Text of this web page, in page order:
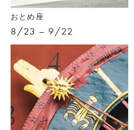
おとめ座
8/23 – 9/22